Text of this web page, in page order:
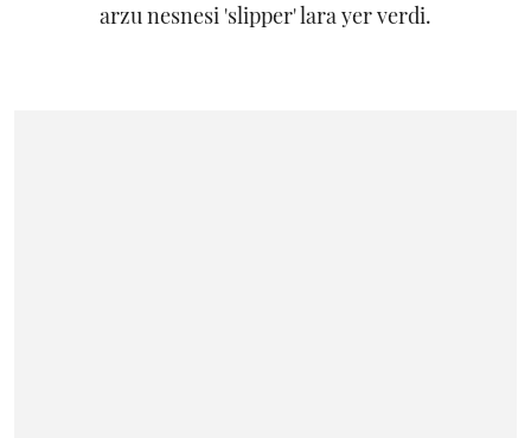
arzu nesnesi 'slipper' lara yer verdi.